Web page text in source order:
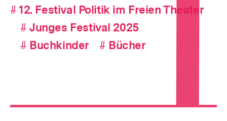
Hashtag-
Navigation
#Hashtag
12. Festival Politik im Freien Theater
# Hashtag
Junges Festival 2025
# Hashtag
Buchkinder # Hashtag
Bücher